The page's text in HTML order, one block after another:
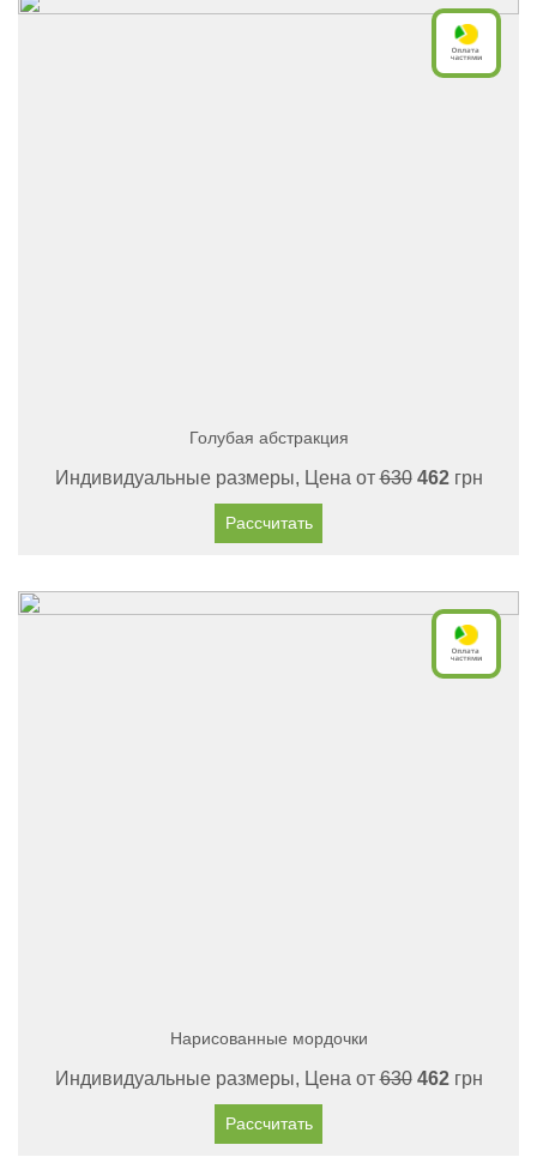
Голубая абстракция
Индивидуальные размеры, Цена от630 462грн
Рассчитать
Нарисованные мордочки
Индивидуальные размеры, Цена от630 462грн
Рассчитать